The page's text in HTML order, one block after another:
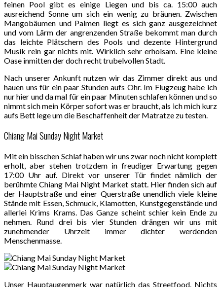
feinen Pool gibt es einige Liegen und bis ca. 15:00 auch
ausreichend Sonne um sich ein wenig zu bräunen. Zwischen
Mangobäumen und Palmen liegt es sich ganz ausgezeichnet
und vom Lärm der angrenzenden Straße bekommt man durch
das leichte Plätschern des Pools und dezente Hintergrund
Musik rein gar nichts mit. Wirklich sehr erholsam. Eine kleine
Oase inmitten der doch recht trubelvollen Stadt.
Nach unserer Ankunft nutzen wir das Zimmer direkt aus und
hauen uns für ein paar Stunden aufs Ohr. Im Flugzeug habe ich
nur hier und da mal für ein paar Minuten schlafen können und so
nimmt sich mein Körper sofort was er braucht, als ich mich kurz
aufs Bett lege um die Beschaffenheit der Matratze zu testen.
Chiang Mai Sunday Night Market
Mit ein bisschen Schlaf haben wir uns zwar noch nicht komplett
erholt, aber stehen trotzdem in freudiger Erwartung gegen
17:00 Uhr auf. Direkt vor unserer Tür findet nämlich der
berühmte Chiang Mai Night Market statt. Hier finden sich auf
der Hauptstraße und einer Querstraße unendlich viele kleine
Stände mit Essen, Schmuck, Klamotten, Kunstgegenstände und
allerlei Krims Krams. Das Ganze scheint schier kein Ende zu
nehmen. Rund drei bis vier Stunden drängen wir uns mit
zunehmender Uhrzeit immer dichter werdenden
Menschenmasse.
Unser Hauptaugenmerk war natürlich das Streetfood. Nichts